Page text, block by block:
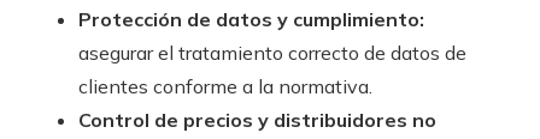
Protección de datos y cumplimiento:
asegurar el tratamiento correcto de datos de
clientes conforme a la normativa.
Control de precios y distribuidores no